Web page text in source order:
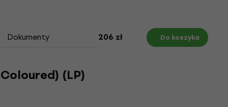
Dokumenty 206 zł Do koszyka
(LP)